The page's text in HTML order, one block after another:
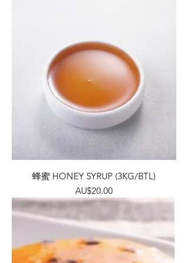
蜂蜜 HONEY SYRUP (3KG/BTL)
價格
AU$20.00